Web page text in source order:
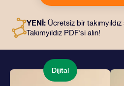
erişim imkanı bu pakete
yoludur.
YENİ: Ücretsiz bir
Takımyıldız PDF’si alın!
Dijital